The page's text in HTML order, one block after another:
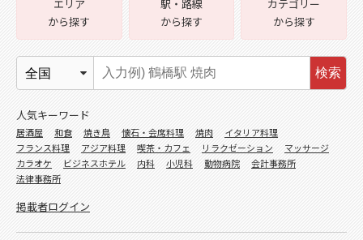
エリア
から探す
駅・路線
から探す
カテゴリー
から探す
検索
人気キーワード
居酒屋 和食 焼き鳥 懐石・会席料理 焼肉
イタリア料理
フランス料理
アジア料理 喫茶・カフェ リラクゼーション
マッサージ
カラオケ
ビジネスホテル 内科 小児科 動物病院
会計事務所
法律事務所
掲載者ログイン